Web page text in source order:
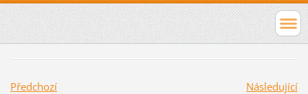
Předchozí
Následující